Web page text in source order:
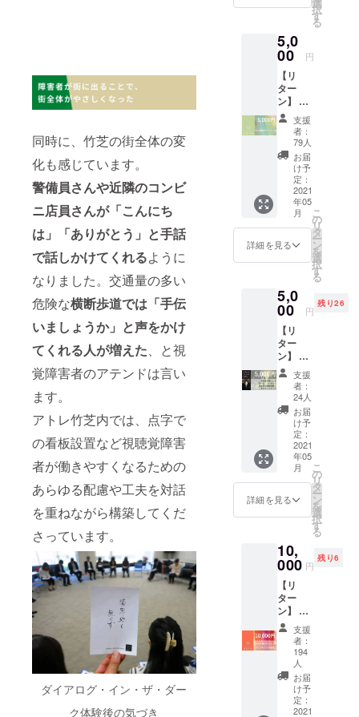
同時に、竹芝の街全体の変
化も感じています。
警備員さんや近隣のコンビ
ニ店員さんが「こんにち
は」「ありがとう」と手話
で話しかけてくれるように
なりました。交通量の多い
危険な横断歩道では「手伝
いましょうか」と声をかけ
てくれる人が増えた、と視
覚障害者のアテンドは言い
ます。
アトレ竹芝内では、点字で
の看板設置など視聴覚障害
者が働きやすくなるための
あらゆる配慮や工夫を対話
を重ねながら構築してくだ
さっています。
ダイアログ・イン・ザ・ダー
ク体験後の気づき
：身丈
73cm、
51cm
XL：身
丈
76cm、
身幅
54cm
＝＝＝
＝＝＝
＝＝ ・
ダーク
ロゴ入
りトー
トバッ
ク メイ
ンバッ
も、サ
ブバッ
いやす
さで
す！ サ
イズ・
重量｜
本体
W36cm
×H37c
m×D11
cm 持ち
2.5cm×
47cm
内容量
材｜綿
100%
｜バン
グラ
ディッ
シュ
てご準
ます。
※男性の
参加者
が増加
中。ビ
ギ
ナー、
男性も
大歓迎
です！
※好評発
売中の
『樋口
直哉さ
ん、定
番メ
ニュー
をおい
しく作
教えて
下さ
い』も
しくは
『The基
本２０
０』も
お付け
いたし
ます！
●料理講
座提
供：
「コト
ラボ」
WEBサ
イト
https://
www.co
lab.com
/ ●選べ
る書
籍： Ａ
『樋口
直哉さ
ん、定
番メ
ニュー
をおい
しく作
るコツ
教えて
中学
ダイア
ログの
体験を
贈るこ
とがで
きま
す。こ
どもた
ちの感
想をお
送りし
ます！
※ご自身
のご家
族や、
知人の
お子様
には、
備考欄
に「招
待チ
ケット
を希
望」と
ご記入
くださ
い
択
す
る
5,0
00 円
【リ
ター
ン】 ①
ダイア
ログか
らのお
礼メッ
セージ
②東
京・竹
芝「対
話の
森」ま
たは大
阪「対
話のあ
体験チ
ケット
１枚
（有効
期限１
年間）
★ご友
人や知
人にプ
レゼン
トとし
てお渡
しいた
だくこ
とも可
能で
す！ ＝
ケット
につい
て 東
京・竹
芝「対
話の
森」ま
たは大
阪「対
話のあ
る家」
で開催
中のプ
支援
者：
79人
お届
け予
定：
2021
年05
月
詳細を見る
こ
の
リ
タ
ー
ン
を
選
択
す
る
5,0
00 円
残り26
【リ
ター
ン】 ①
ダイア
ログか
らのお
礼の
メッ
セージ
②代表
理事
で、日
本の
「ダイ
アロ
グ・イ
ザ・
ダー
ク」コ
ンテン
ツプロ
デュー
サーで
ある志
村季世
恵が、
ダーク
コンテ
ンツ開
支援
者：
24人
お届
け予
定：
2021
年05
月
詳細を見る
こ
の
リ
タ
ー
ン
を
選
択
す
る
10,
000 円
残り6
【リ
ター
ン】 ①
ダイア
ログか
らのお
礼メッ
セージ
②東
京・竹
芝「対
支援
者：
194
人
お届
け予
定：
2021